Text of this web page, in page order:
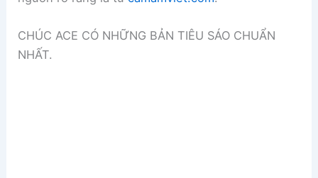
CHÚC ACE CÓ NHỮNG BẢN TIÊU SÁO CHUẨN
NHẤT.